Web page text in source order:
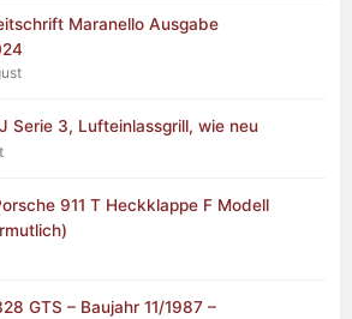
Maranello Ausgabe
Serie 3, Lufteinlassgrill, wie neu
911 T Heckklappe F Modell
GTS – Baujahr 11/1987 –